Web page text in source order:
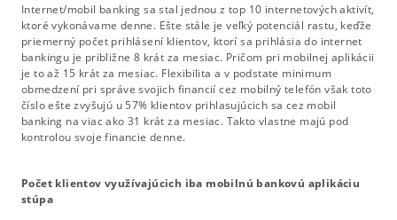
Internet/mobil banking sa stal jednou z top 10 internetových aktivít,
ktoré vykonávame denne. Ešte stále je veľký potenciál rastu, keďže
priemerný počet prihlásení klientov, ktorí sa prihlásia do internet
bankingu je približne 8 krát za mesiac. Pričom pri mobilnej aplikácii
je to až 15 krát za mesiac. Flexibilita a v podstate minimum
obmedzení pri správe svojich financií cez mobilný telefón však toto
číslo ešte zvyšujú u 57% klientov prihlasujúcich sa cez mobil
banking na viac ako 31 krát za mesiac. Takto vlastne majú pod
kontrolou svoje financie denne.
Počet klientov využívajúcich iba mobilnú bankovú aplikáciu
stúpa